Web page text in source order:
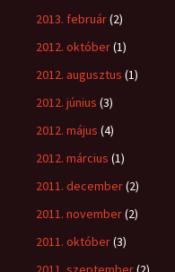
2013. február(2)
2012. október(1)
2012. augusztus (1)
2012. június (3)
2012. május (4)
2012. március (1)
2011. december(2)
2011. november(2)
2011. október(3)